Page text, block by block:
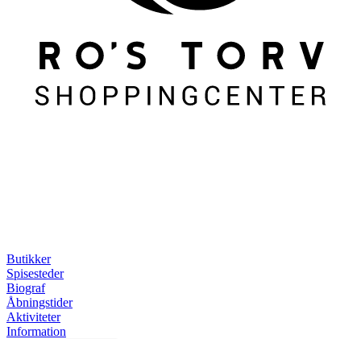
Butikker
Spisesteder
Biograf
Åbningstider
Aktiviteter
Information